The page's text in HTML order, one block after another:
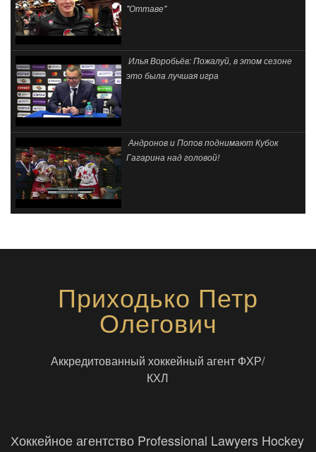
"Оттаве"
Илья Воробьёв: Пожалуй, в этом сезоне
это была лучшая игра
Андронов и Попов поднимают Кубок
Гагарина над головой!
Приходько Петр
Олегович
Аккредитованный хоккейный агент ФХР/
КХЛ
Хоккейное агентство Professional Lawyers Hockey